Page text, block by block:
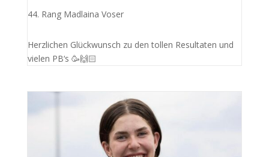
44. Rang Madlaina Voser
Herzlichen Glückwunsch zu den tollen Resultaten und
vielen PB‘s 🥳🙌🏻